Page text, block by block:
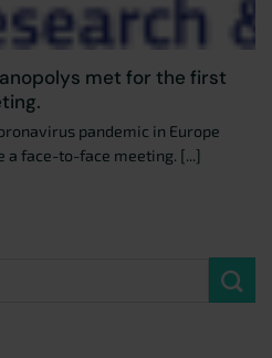
met for the first
pandemic in Europe
a face-to-face meeting. [...]